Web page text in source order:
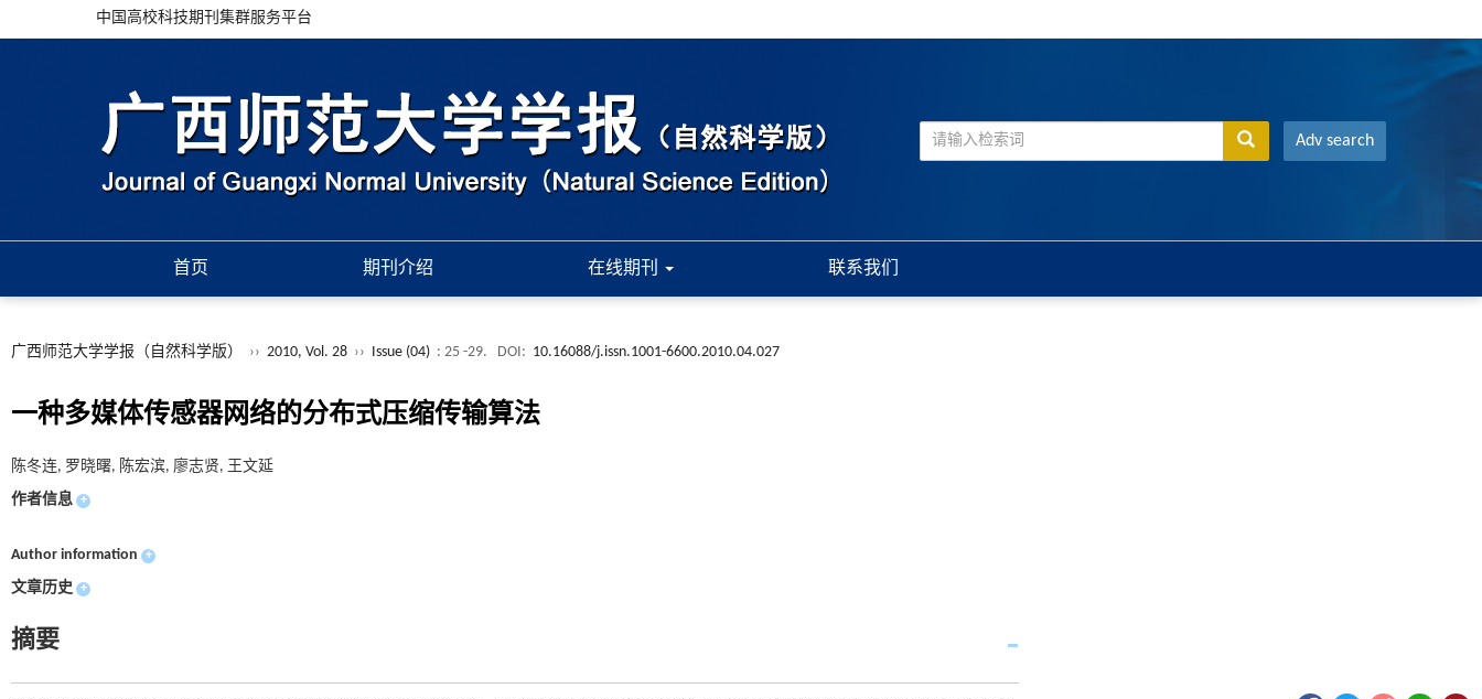
中国高校科技期刊集群服务平台
Adv search
首页 期刊介绍 在线期刊 联系我们
广西师范大学学报（自然科学版） ›› 2010, Vol. 28 ›› Issue (04) : 25 -29. DOI: 10.16088/j.issn.1001-6600.2010.04.027
一种多媒体传感器网络的分布式压缩传输算法
陈冬连, 罗晓曙, 陈宏滨, 廖志贤, 王文延
作者信息 +
Author information +
文章历史 +
摘要